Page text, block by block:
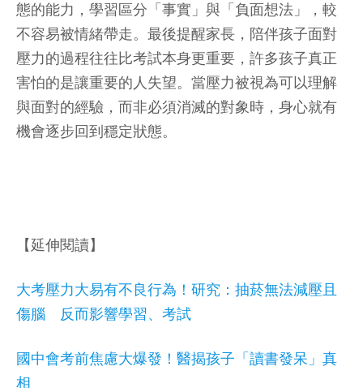
態的能力，學習區分「事實」與「負面想法」，較
不容易被情緒帶走。最後提醒家長，陪伴孩子面對
壓力的過程往往比考試本身更重要，許多孩子真正
害怕的是讓重要的人失望。當壓力被視為可以理解
與面對的經驗，而非必須消滅的對象時，身心就有
機會逐步回到穩定狀態。
【延伸閱讀】
大考壓力大易有不良行為！研究：抽菸無法減壓且
傷腦 反而影響學習、考試
國中會考前焦慮大爆發！醫揭孩子「讀書發呆」真
相